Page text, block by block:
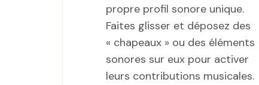
propre profil sonore unique.
Faites glisser et déposez des
« chapeaux » ou des éléments
sonores sur eux pour activer
leurs contributions musicales.